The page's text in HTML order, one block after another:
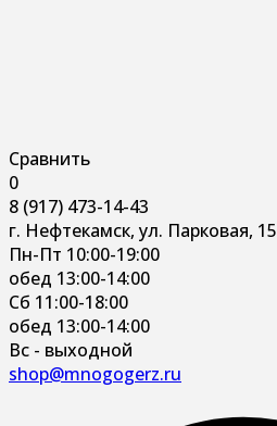
Сравнить
0
8 (917) 473-14-43
г. Нефтекамск, ул. Парковая, 15
Пн-Пт 10:00-19:00
обед 13:00-14:00
Сб 11:00-18:00
обед 13:00-14:00
Вс - выходной
shop@mnogogerz.ru